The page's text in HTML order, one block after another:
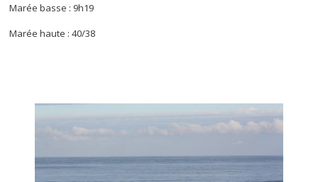
Marée basse : 9h19
Marée haute : 40/38